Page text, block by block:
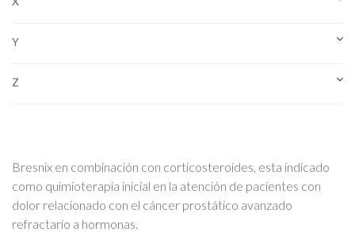
Y
Z
Bresnix en combinación con corticosteroides, esta indicado
como quimioterapia inicial en la atención de pacientes con
dolor relacionado con el cáncer prostático avanzado
refractario a hormonas.